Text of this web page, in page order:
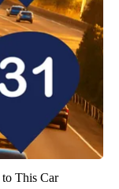
This Car